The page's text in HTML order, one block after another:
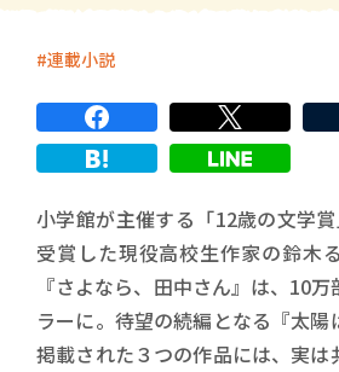
連載小説
小学館が主催する「12歳の文学
受賞した現役高校生作家の鈴木
『さよなら、田中さん』は、10
ラーに。待望の続編となる『太
掲載された３つの作品には、実は